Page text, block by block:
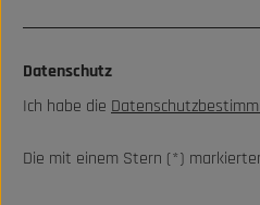
Datenschutz
Ich habe die
Die mit einem Stern (*)